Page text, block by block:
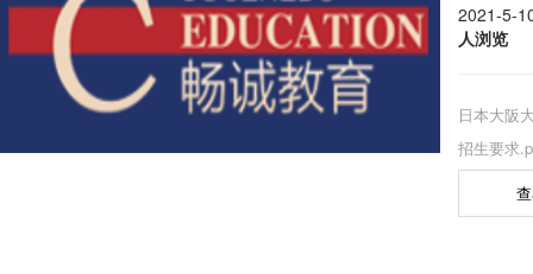
2021-5-
人浏览
日本大阪
招生要求